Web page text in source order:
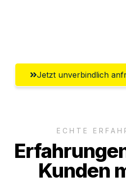
Jetzt unverbindlich
ECHTE
Kunden